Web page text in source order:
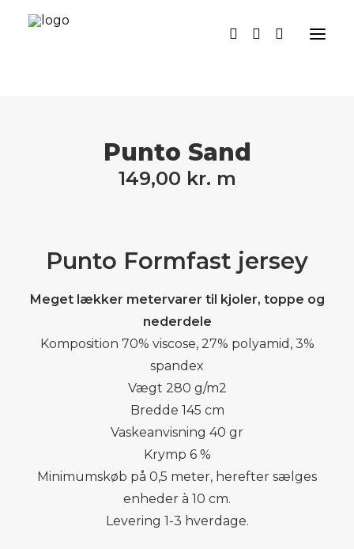
SYKIT
METERVARER
PERSONLIGE MØNSTRE
GRATIS SYMØNSTRE
OM OS
Punto Sand
149,00 kr. m
Punto Formfast jersey
Meget lækker metervarer til kjoler, toppe og
nederdele
Komposition 70% viscose, 27% polyamid, 3%
spandex
Vægt 280 g/m2
Bredde 145 cm
Vaskeanvisning 40 gr
Krymp 6 %
Minimumskøb på 0,5 meter, herefter sælges
enheder à 10 cm.
Levering 1-3 hverdage.